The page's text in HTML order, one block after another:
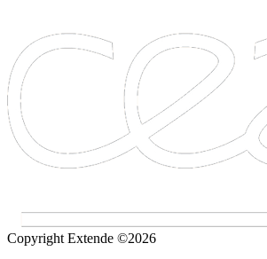
Copyright Extende ©2026